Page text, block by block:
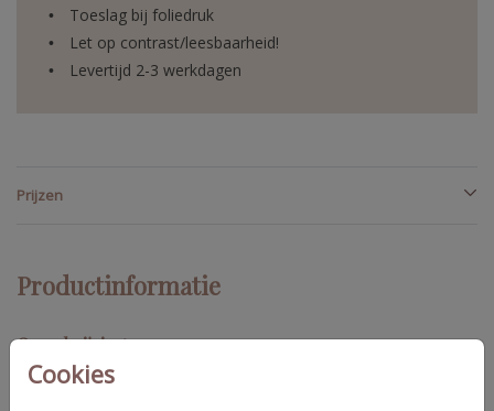
Cookies
Toeslag bij foliedruk
Let op contrast/leesbaarheid!
Levertijd 2-3 werkdagen
Prijzen
Productinformatie
Omschrijving
Een geweldige toevoeging op jullie huisstijl! Deze adresstickers